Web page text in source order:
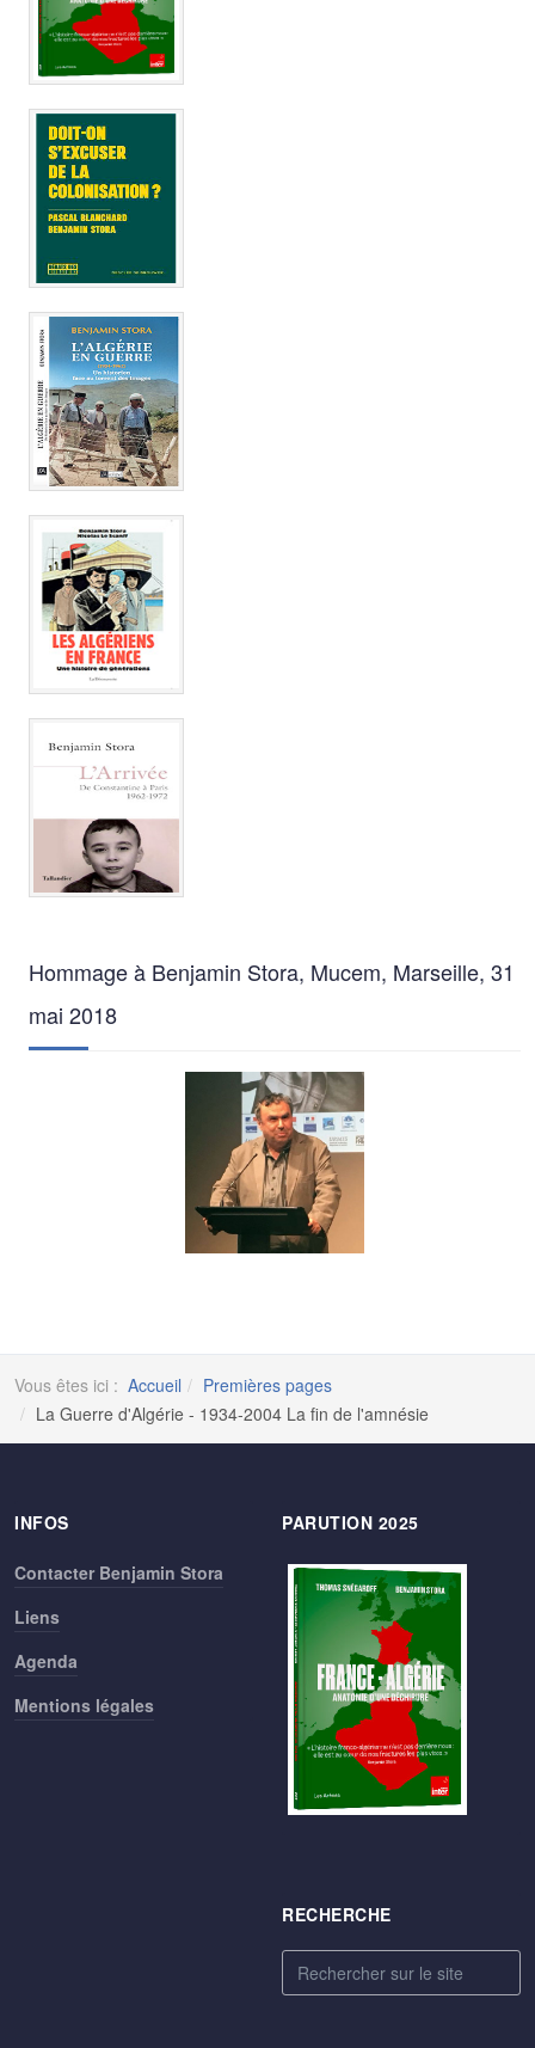
Hommage à Benjamin Stora, Mucem, Marseille, 31
mai 2018
Vous êtes ici : Accueil
Premières pages
La Guerre d'Algérie - 1934-2004 La fin de l'amnésie
INFOS
Contacter Benjamin Stora
Liens
Agenda
Mentions légales
PARUTION 2025
RECHERCHE
Rechercher